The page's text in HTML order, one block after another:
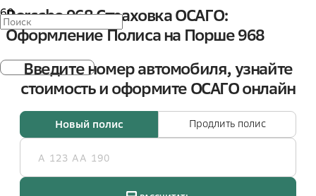
Porsche 968 Страховка ОСАГО:
Оформление Полиса на Порше 968